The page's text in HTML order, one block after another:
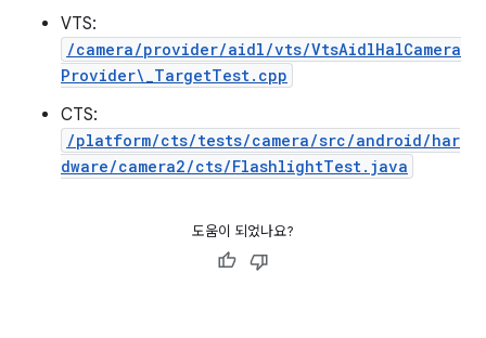
VTS:
/camera/provider/aidl/vts/VtsAidlHalCamera
Provider\_TargetTest.cpp
CTS:
/platform/cts/tests/camera/src/android/har
dware/camera2/cts/FlashlightTest.java
도움이 되었나요?